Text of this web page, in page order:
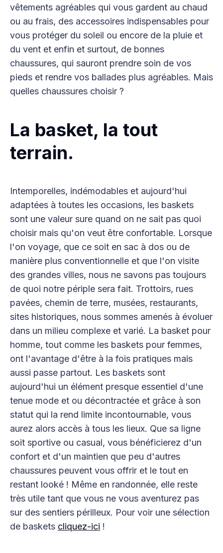
vêtements agréables qui vous gardent au chaud
ou au frais, des accessoires indispensables pour
vous protéger du soleil ou encore de la pluie et
du vent et enfin et surtout, de bonnes
chaussures, qui sauront prendre soin de vos
pieds et rendre vos ballades plus agréables. Mais
quelles chaussures choisir ?
La basket, la tout
terrain.
Intemporelles, indémodables et aujourd'hui
adaptées à toutes les occasions, les baskets
sont une valeur sure quand on ne sait pas quoi
choisir mais qu'on veut être confortable. Lorsque
l'on voyage, que ce soit en sac à dos ou de
manière plus conventionnelle et que l'on visite
des grandes villes, nous ne savons pas toujours
de quoi notre périple sera fait. Trottoirs, rues
pavées, chemin de terre, musées, restaurants,
sites historiques, nous sommes amenés à évoluer
dans un milieu complexe et varié. La basket pour
homme, tout comme les baskets pour femmes,
ont l'avantage d'être à la fois pratiques mais
aussi passe partout. Les baskets sont
aujourd'hui un élément presque essentiel d'une
tenue mode et ou décontractée et grâce à son
statut qui la rend limite incontournable, vous
aurez alors accès à tous les lieux. Que sa ligne
soit sportive ou casual, vous bénéficierez d'un
confort et d'un maintien que peu d'autres
chaussures peuvent vous offrir et le tout en
restant looké ! Même en randonnée, elle reste
très utile tant que vous ne vous aventurez pas
sur des sentiers périlleux. Pour voir une sélection
de baskets cliquez-ici !